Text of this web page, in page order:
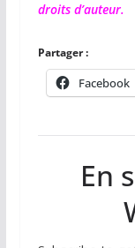
droits d’auteur.
Partager :
Facebook
En